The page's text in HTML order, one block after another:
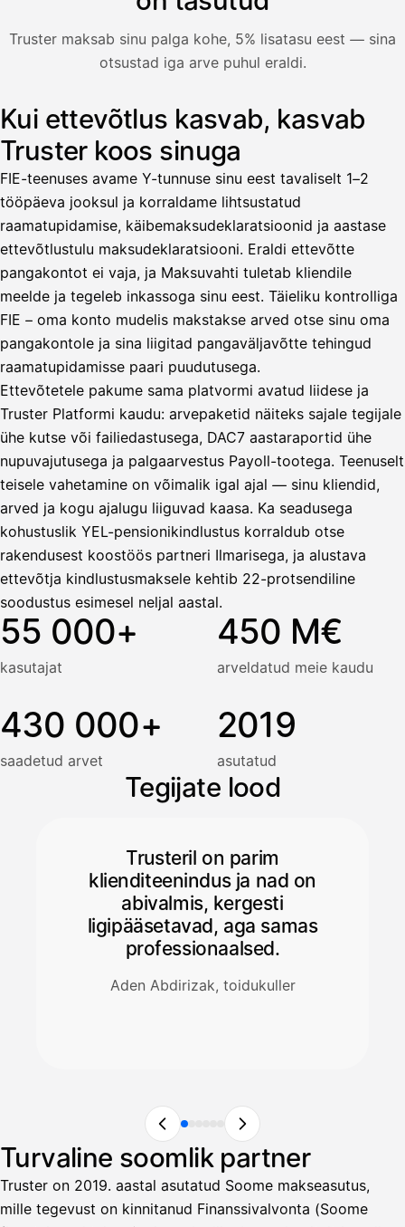
Truster maksab sinu palga kohe, 5% lisatasu eest — sina
otsustad iga arve puhul eraldi.
Illustratsioon: kasutaja võtab välja palga arvest, mida
Nosta palkkaa
Bruttopalkka
Ennakonpidätys
Tilillesi
HetiPalkka
Ennen laskun maksua Kun
Vahvista
Kui ettevõtlus kasvab, kasvab
Truster koos sinuga
FIE-teenuses avame Y-tunnuse sinu eest tavaliselt 1–2
tööpäeva jooksul ja korraldame lihtsustatud
raamatupidamise, käibemaksudeklaratsioonid ja aastase
ettevõtlustulu maksudeklaratsiooni. Eraldi ettevõtte
pangakontot ei vaja, ja Maksuvahti tuletab kliendile
meelde ja tegeleb inkassoga sinu eest. Täieliku kontrolliga
FIE – oma konto mudelis makstakse arved otse sinu oma
pangakontole ja sina liigitad pangaväljavõtte tehingud
raamatupidamisse paari puudutusega.
Ettevõtetele pakume sama platvormi avatud liidese ja
Truster Platformi kaudu: arvepaketid näiteks sajale tegijale
ühe kutse või failiedastusega, DAC7 aastaraportid ühe
nupuvajutusega ja palgaarvestus Payoll-tootega. Teenuselt
teisele vahetamine on võimalik igal ajal — sinu kliendid,
arved ja kogu ajalugu liiguvad kaasa. Ka seadusega
kohustuslik YEL-pensionikindlustus korraldub otse
rakendusest koostöös partneri Ilmarisega, ja alustava
ettevõtja kindlustusmaksele kehtib 22-protsendiline
soodustus esimesel neljal aastal.
55 000+
kasutajat
450 M€
arveldatud meie kaudu
430 000+
saadetud arvet
2019
asutatud
Tegijate lood
Trusteril on parim
klienditeenindus ja nad on
abivalmis, kergesti
ligipääsetavad, aga samas
professionaalsed.
Aden Abdirizak, toidukuller
Turvaline soomlik partner
Truster on 2019. aastal asutatud Soome makseasutus,
mille tegevust on kinnitanud Finanssivalvonta (Soome